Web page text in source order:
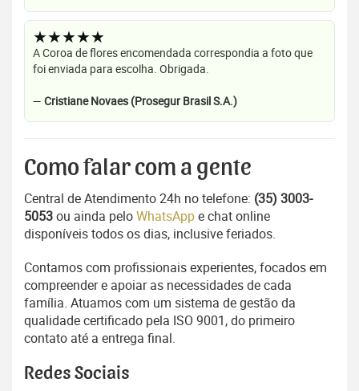
★★★★★
A Coroa de flores encomendada correspondia a foto que
foi enviada para escolha. Obrigada.
— Cristiane Novaes (Prosegur Brasil S.A.)
Como falar com a gente
Central de Atendimento 24h no telefone: (35) 3003-
5053ou ainda peloWhatsAppe chat online
disponíveis todos os dias, inclusive feriados.
Contamos com profissionais experientes, focados em
compreender e apoiar as necessidades de cada
família. Atuamos com um sistema de gestão da
qualidade certificado pela ISO 9001, do primeiro
contato até a entrega final.
Redes Sociais